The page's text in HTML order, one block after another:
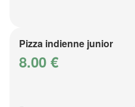
Pizza indienne junior
8.00 €